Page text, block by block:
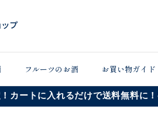
フルーツのお酒 お買い物ガイド
カートに入れるだけで送料無料に！